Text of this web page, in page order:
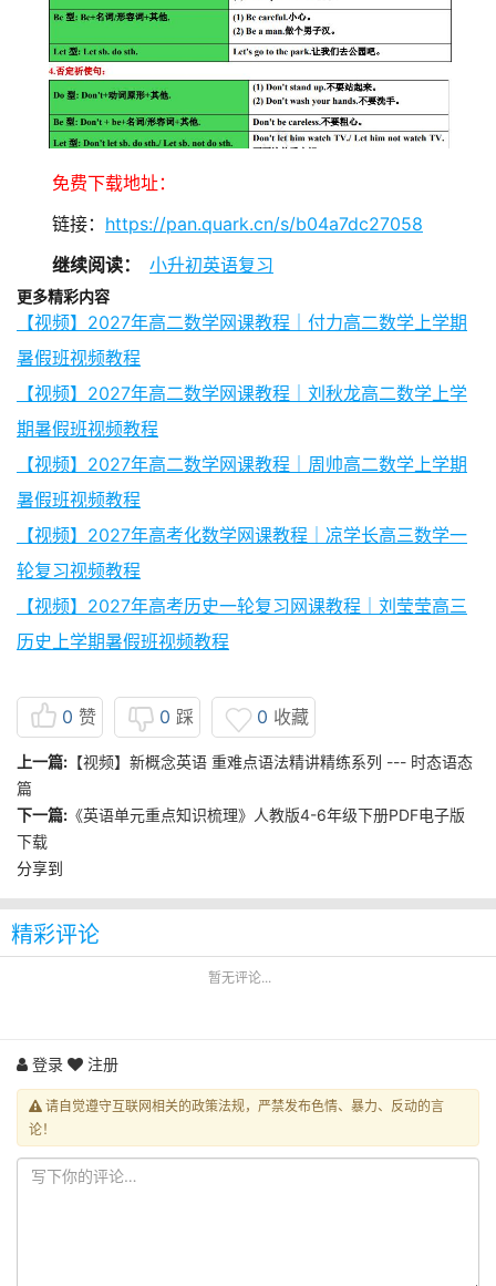
免费下载地址：
链接： https://pan.quark.cn/s/b04a7dc27058
继续阅读：
小升初英语复习
更多精彩内容
【视频】2027年高二数学网课教程｜付力高二数学上学期
暑假班视频教程
【视频】2027年高二数学网课教程｜刘秋龙高二数学上学
期暑假班视频教程
【视频】2027年高二数学网课教程｜周帅高二数学上学期
暑假班视频教程
【视频】2027年高考化数学网课教程｜凉学长高三数学一
轮复习视频教程
【视频】2027年高考历史一轮复习网课教程｜刘莹莹高三
历史上学期暑假班视频教程
0 赞 0 踩 0 收藏
上一篇: 【视频】新概念英语 重难点语法精讲精练系列 --- 时态语态
篇
下一篇: 《英语单元重点知识梳理》人教版4-6年级下册PDF电子版
下载
分享到
精彩评论
暂无评论...
登录 注册
请自觉遵守互联网相关的政策法规，严禁发布色情、暴力、反动的言
论！